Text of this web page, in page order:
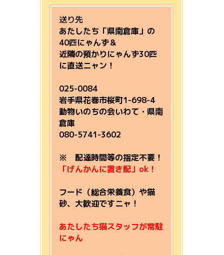
送り先
あたしたち「県南倉庫」の
40匹にゃんず＆
近隣の預かりにゃんず30匹
に直送ニャン！
025-0084
岩手県花巻市桜町1-698-4
動物いのちの会いわて・県南
倉庫
080-5741-3602
※ 配達時間等の指定不要！
「げんかんに置き配」ok！
フード（総合栄養食）や猫
砂、大歓迎ですニャ！
あたしたち猫スタッフが常駐
にゃん